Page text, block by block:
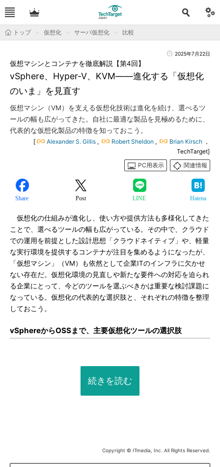
トップ 仮想化 サーバ仮想化 比較
2025年7月22日
vSphere、Hyper-V、KVM――進化する「仮想化
のいま」を見直す
仮想マシンとコンテナを徹底解説【第4回】
仮想マシン（VM）を支える仮想化技術は進化を続け、選べるツ
ールの幅も広がってきた。自社に最適な製品を見極めるために、
代表的な仮想化製品の特徴を知っておこう。
[ Alexander S. Gillis , Robert Sheldon , Brian Kirsch ，
TechTarget]
PC用表示
関連情報
Share Post LINE Hatena
仮想化の仕組みが進化し、使い方や提供方法も多様化してきた
ことで、選べるツールの幅も広がっている。その中で、クラウド
での運用を前提とした設計思想「クラウドネイティブ」や、軽量
な実行環境を提供するコンテナが注目を集めるようになったが、
「仮想マシン」（VM）も依然として企業ITのインフラに欠かせ
ない存在だ。仮想化環境の見直しや新たな要件への対応を迫られ
る企業にとって、今どのツールを選ぶべきかは重要な検討課題に
なっている。仮想化の代表的な選択肢と、それぞれの特徴を整理
しておこう。
vSphereからOSSまで、主要仮想化ツールの選択肢
続きを読む
Copyright © ITmedia, Inc. All Rights Reserved.